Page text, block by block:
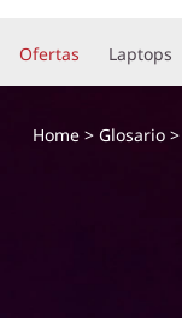
c
o
Ofertas Laptops
Home> Glosario>